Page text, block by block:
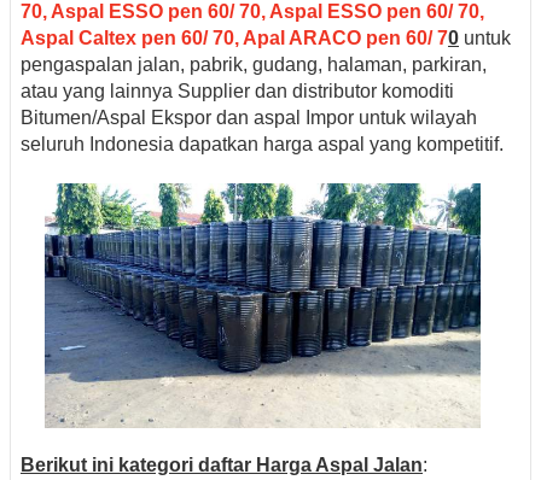
70, Aspal ESSO pen 60/ 70, Aspal ESSO pen 60/ 70,
Aspal Caltex pen 60/ 70, Apal ARACO pen 60/ 70 untuk
pengaspalan jalan, pabrik, gudang, halaman, parkiran,
atau yang lainnya Supplier dan distributor komoditi
Bitumen/Aspal Ekspor dan aspal Impor untuk wilayah
seluruh Indonesia dapatkan harga aspal yang kompetitif.
Berikut ini kategori daftar Harga Aspal Jalan: